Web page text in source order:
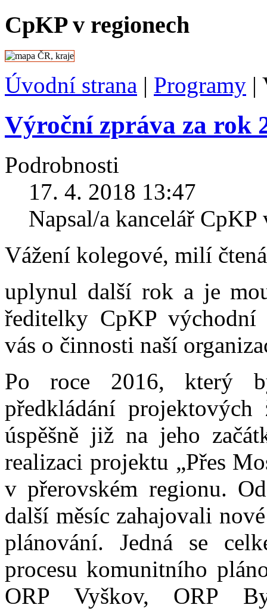
CpKP v regionech
Úvodní strana | Programy |
Výroční zpráva za rok
Podrobnosti
17. 4. 2018 13:47
Napsal/a kancelář
Vážení kolegové, milí
uplynul další rok a je
ředitelky CpKP
vás o činnosti naší
Po roce 2016, který
předkládání
úspěšně již na jeho
realizaci projektu „Přes
v přerovském regionu.
další měsíc zahajovali
plánování. Jedná se
procesu komunitního
ORP Vyškov, ORP